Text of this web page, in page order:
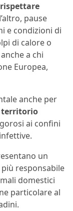
rispettare
pause
e condizioni di
di calore o
a chi
Europea,
anche per
territorio
ai confini
un
responsabile
domestici
particolare al